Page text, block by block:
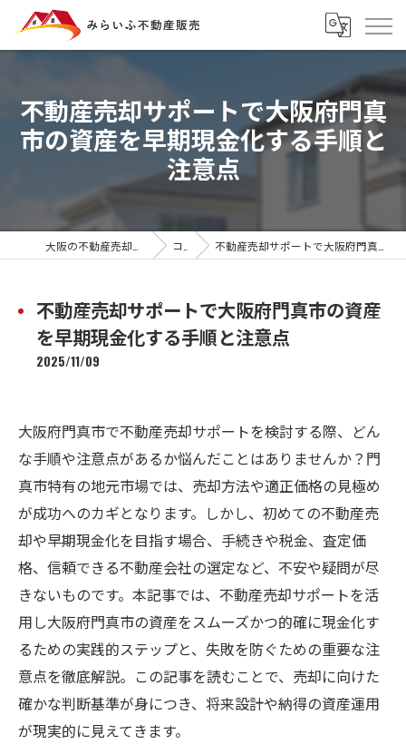
不動産売却サポートで大阪府門真
市の資産を早期現金化する手順と
注意点
コラム 不動産売却サポートで大阪府門真市の資産を早期現金化する手順と注意点
不動産売却サポートで大阪府門真市の資産
を早期現金化する手順と注意点
2025/11/09
大阪府門真市で不動産売却サポートを検討する際、どん
な手順や注意点があるか悩んだことはありませんか？門
真市特有の地元市場では、売却方法や適正価格の見極め
が成功へのカギとなります。しかし、初めての不動産売
却や早期現金化を目指す場合、手続きや税金、査定価
格、信頼できる不動産会社の選定など、不安や疑問が尽
きないものです。本記事では、不動産売却サポートを活
用し大阪府門真市の資産をスムーズかつ的確に現金化す
るための実践的ステップと、失敗を防ぐための重要な注
意点を徹底解説。この記事を読むことで、売却に向けた
確かな判断基準が身につき、将来設計や納得の資産運用
が現実的に見えてきます。